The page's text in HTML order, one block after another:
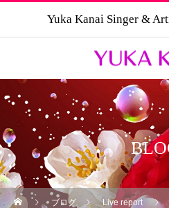
Yuka Kanai Singer &
ブログ Live report